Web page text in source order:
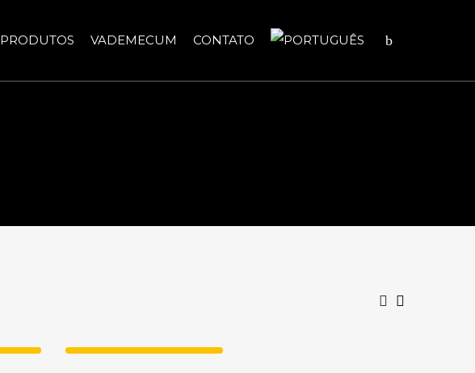
PRODUTOS VADEMECUM CONTATO